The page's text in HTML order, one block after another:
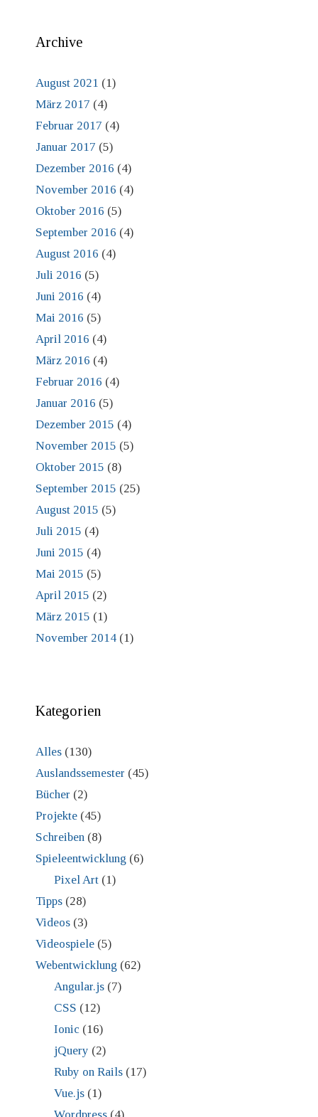
Archive
August 2021 (1)
März 2017 (4)
Februar 2017 (4)
Januar 2017 (5)
Dezember 2016 (4)
November 2016 (4)
Oktober 2016 (5)
September 2016 (4)
August 2016 (4)
Juli 2016 (5)
Juni 2016 (4)
Mai 2016 (5)
April 2016 (4)
März 2016 (4)
Februar 2016 (4)
Januar 2016 (5)
Dezember 2015 (4)
November 2015 (5)
Oktober 2015 (8)
September 2015 (25)
August 2015 (5)
Juli 2015 (4)
Juni 2015 (4)
Mai 2015 (5)
April 2015 (2)
März 2015 (1)
November 2014 (1)
Kategorien
Alles (130)
Auslandssemester (45)
Bücher (2)
Projekte (45)
Schreiben (8)
Spieleentwicklung (6)
Pixel Art(1)
Tipps (28)
Videos (3)
Videospiele (5)
Webentwicklung (62)
Angular.js(7)
CSS (12)
Ionic (16)
jQuery (2)
Ruby on Rails(17)
Vue.js(1)